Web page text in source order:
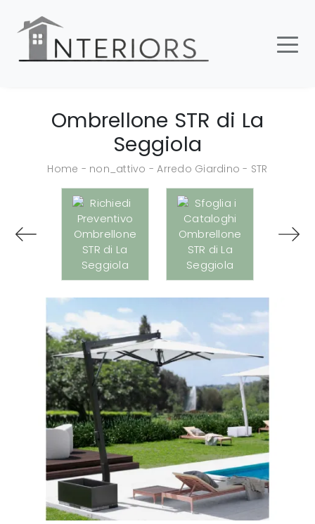
Ombrellone STR di La
Seggiola
Home - non_attivo -Arredo Giardino - STR